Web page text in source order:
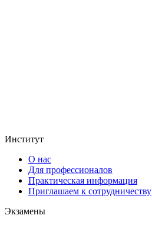
Институт
О нас
Для профессионалов
Практическая информация
Приглашаем к сотрудничеству
Экзамены